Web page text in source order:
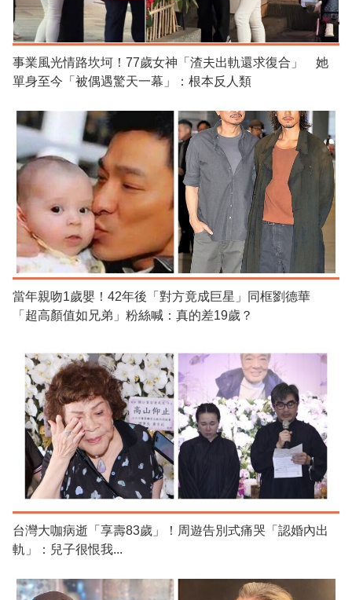
事業風光情路坎坷！77歲女神「渣夫出軌還求復合」 她
單身至今「被偶遇驚天一幕」：根本反人類
當年親吻1歲嬰！42年後「對方竟成巨星」同框劉德華
「超高顏值如兄弟」粉絲喊：真的差19歲？
台灣大咖病逝「享壽83歲」！周遊告別式痛哭「認婚內出
軌」：兒子很恨我...